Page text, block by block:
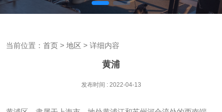
当前位置： 首页 > 地区 > 详细内容
黄浦
发布时间 : 2022-04-13